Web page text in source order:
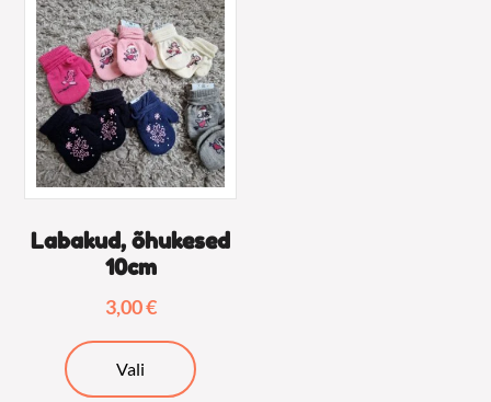
varianti.
Valikuid
saab
teha
tootelehel.
Labakud, õhukesed
10cm
3,00€
Vali
tootel